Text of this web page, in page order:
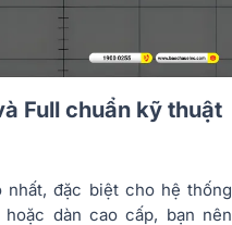
Full chuẩn kỹ thuật
nhất, đặc biệt cho hệ thống
dàn cao cấp, bạn nên